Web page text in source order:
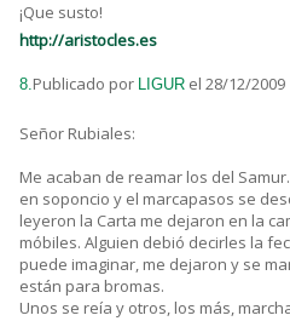
¡Que susto!
http://aristocles.es
8.Publicado por LIGUR el 28/12/2009
Señor Rubiales:
Me acaban de reamar los del
en soponcio y el marcapasos se
leyeron la Carta me dejaron en la
móbiles. Alguien debió decirles la
puede imaginar, me dejaron y se
están para bromas.
Unos se reía y otros, los más,